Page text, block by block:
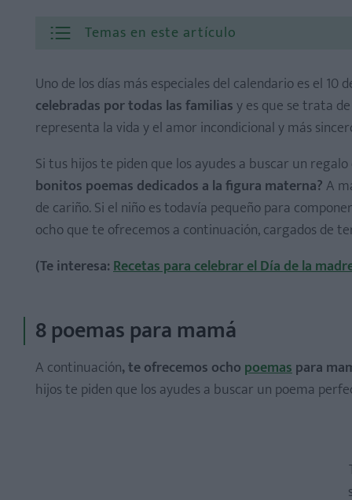
Temas en este artículo
Mi mamá
Dos y dos son cuatro
Mi estrella
Mami querida
El Día de la madre
Mi regalo para mamá
Uno de los días más especiales del calendario es el 10
celebradas por todas las familiasy es que se trata
representa la vida y el amor incondicional y más
Si tus hijos te piden que los ayudes a buscar un
bonitos poemas dedicados a la figura materna?A
de cariño. Si el niño es todavía pequeño para
ocho que te ofrecemos a continuación, cargados de
(Te interesa:Recetas para celebrar el Día de la
8 poemas para mamá
A continuación, te ofrecemos ocho poemaspara
hijos te piden que los ayudes a buscar un poema